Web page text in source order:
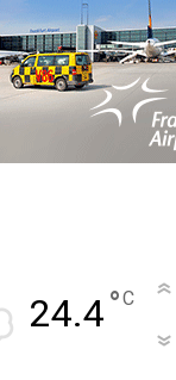
24.4°C